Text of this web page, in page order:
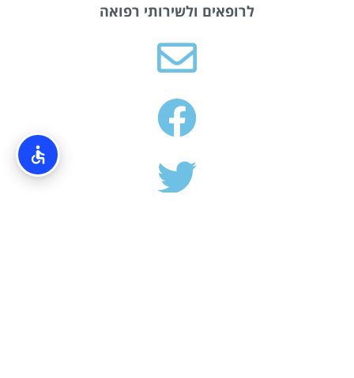
לרופאים ולשירותי רפואה